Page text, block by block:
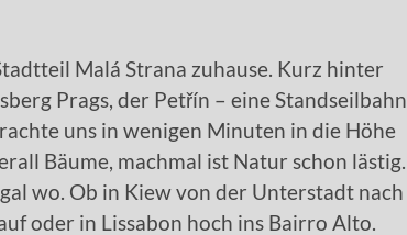
Malá Strana zuhause. Kurz hinter
Prags, der Petřín – eine Standseilbahn
uns in wenigen Minuten in die Höhe
Bäume, machmal ist Natur schon lästig.
wo. Ob in Kiew von der Unterstadt nach
oder in Lissabon hoch ins Bairro Alto.